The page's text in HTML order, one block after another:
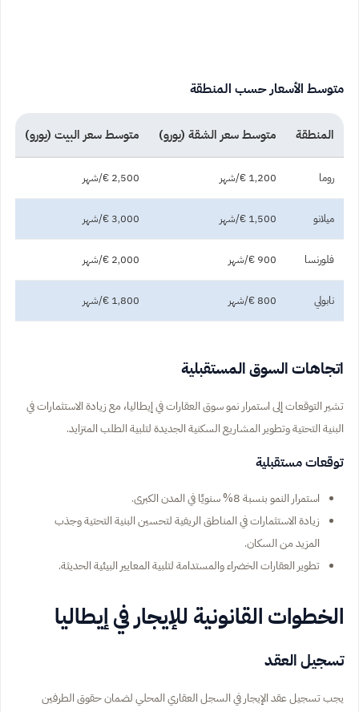
متوسط الأسعار حسب المنطقة
المنطقة متوسط سعر الشقة (يورو) متوسط سعر البيت (يورو)
روما 1,200 €/شهر 2,500 €/شهر
ميلانو 1,500 €/شهر 3,000 €/شهر
فلورنسا 900 €/شهر 2,000 €/شهر
نابولي 800 €/شهر 1,800 €/شهر
اتجاهات السوق المستقبلية
تشير التوقعات إلى استمرار نمو سوق العقارات في إيطاليا، مع زيادة الاستثمارات في
البنية التحتية وتطوير المشاريع السكنية الجديدة لتلبية الطلب المتزايد.
توقعات مستقبلية
استمرار النمو بنسبة 8% سنويًا في المدن الكبرى.
زيادة الاستثمارات في المناطق الريفية لتحسين البنية التحتية وجذب
المزيد من السكان.
تطوير العقارات الخضراء والمستدامة لتلبية المعايير البيئية الحديثة.
الخطوات القانونية للإيجار في إيطاليا
تسجيل العقد
يجب تسجيل عقد الإيجار في السجل العقاري المحلي لضمان حقوق الطرفين